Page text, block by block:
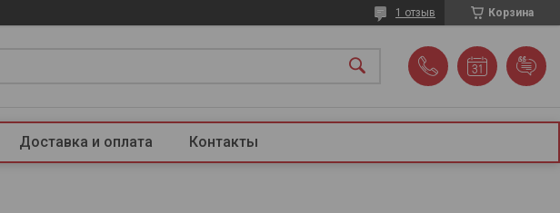
Корзина
1 отзыв
Доставка и оплата Контакты